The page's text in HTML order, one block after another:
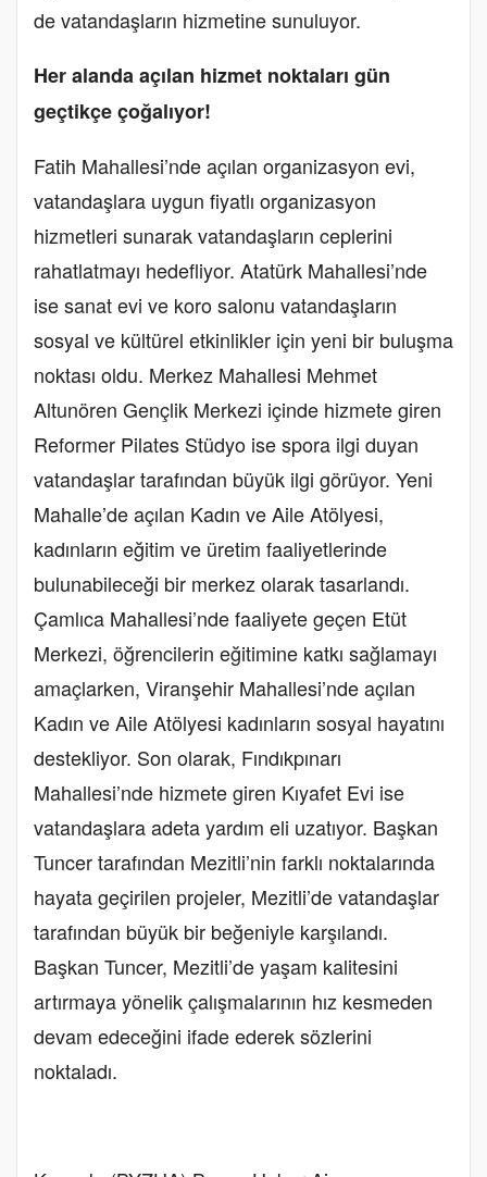
de vatandaşların hizmetine sunuluyor.
Her alanda açılan hizmet noktaları gün
geçtikçe çoğalıyor!
Fatih Mahallesi’nde açılan organizasyon evi,
vatandaşlara uygun fiyatlı organizasyon
hizmetleri sunarak vatandaşların ceplerini
rahatlatmayı hedefliyor. Atatürk Mahallesi’nde
ise sanat evi ve koro salonu vatandaşların
sosyal ve kültürel etkinlikler için yeni bir buluşma
noktası oldu. Merkez Mahallesi Mehmet
Altunören Gençlik Merkezi içinde hizmete giren
Reformer Pilates Stüdyo ise spora ilgi duyan
vatandaşlar tarafından büyük ilgi görüyor. Yeni
Mahalle’de açılan Kadın ve Aile Atölyesi,
kadınların eğitim ve üretim faaliyetlerinde
bulunabileceği bir merkez olarak tasarlandı.
Çamlıca Mahallesi’nde faaliyete geçen Etüt
Merkezi, öğrencilerin eğitimine katkı sağlamayı
amaçlarken, Viranşehir Mahallesi’nde açılan
Kadın ve Aile Atölyesi kadınların sosyal hayatını
destekliyor. Son olarak, Fındıkpınarı
Mahallesi’nde hizmete giren Kıyafet Evi ise
vatandaşlara adeta yardım eli uzatıyor. Başkan
Tuncer tarafından Mezitli’nin farklı noktalarında
hayata geçirilen projeler, Mezitli’de vatandaşlar
tarafından büyük bir beğeniyle karşılandı.
Başkan Tuncer, Mezitli’de yaşam kalitesini
artırmaya yönelik çalışmalarının hız kesmeden
devam edeceğini ifade ederek sözlerini
noktaladı.